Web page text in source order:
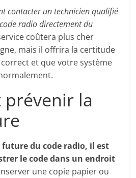
contacter un technicien qualifié
radio directement du
coûtera plus cher
mais il offrira la certitude
et que votre système
prévenir la
du code radio, il est
le code dans un endroit
une copie papier ou